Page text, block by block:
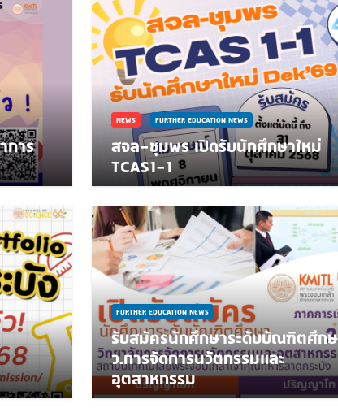
การ
NEWS FURTHER EDUCATION NEWS
สจล-ชุมพร เปิดรับนักศึกษาใหม่
TCAS1-1
FURTHER EDUCATION NEWS
รับสมัครนักศึกษาระดับบัณฑิตศึก
ว.การจัดการนวัตกรรมและ
อุตสาหกรรม